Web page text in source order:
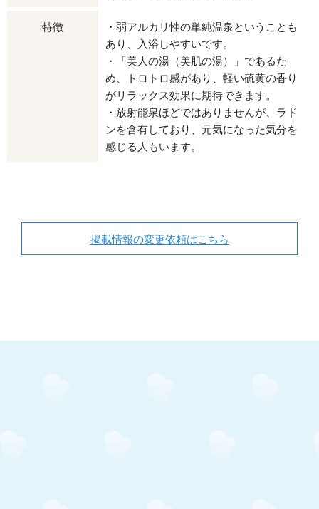
特徴
・弱アルカリ性の単純温泉ということも
あり、入浴しやすいです。
・「美人の湯（美肌の湯）」であるた
め、トロトロ感があり、軽い硫黄の香り
がリラックス効果に期待できます。
・放射能泉ほどではありませんが、ラド
ンを含有しており、元気になった気分を
感じる人もいます。
掲載情報の変更依頼はこちら